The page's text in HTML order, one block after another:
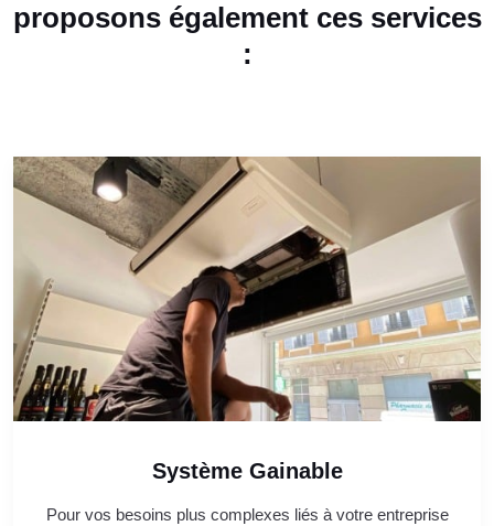
proposons également ces services
:
Système Gainable
Pour vos besoins plus complexes liés à votre entreprise